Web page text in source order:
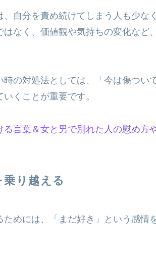
自分を責め続けてしまう人も少な
なく、価値観や気持ちの変化など
の対処法としては、「今は傷つい
くことが重要です。
る言葉＆女と男で別れた人の慰め方
り越える
めには、「まだ好き」という感情